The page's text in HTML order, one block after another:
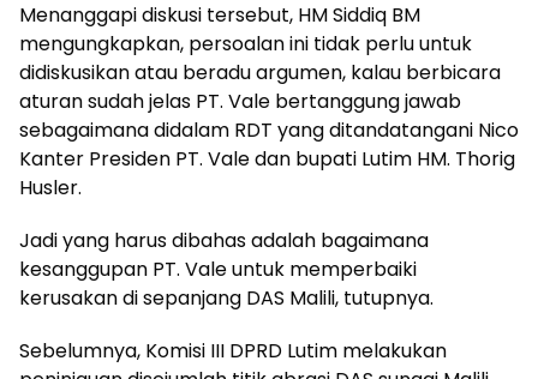
Menanggapi diskusi tersebut, HM Siddiq BM
mengungkapkan, persoalan ini tidak perlu untuk
didiskusikan atau beradu argumen, kalau berbicara
aturan sudah jelas PT. Vale bertanggung jawab
sebagaimana didalam RDT yang ditandatangani Nico
Kanter Presiden PT. Vale dan bupati Lutim HM. Thorig
Husler.
Jadi yang harus dibahas adalah bagaimana
kesanggupan PT. Vale untuk memperbaiki
kerusakan di sepanjang DAS Malili, tutupnya.
Sebelumnya, Komisi III DPRD Lutim melakukan